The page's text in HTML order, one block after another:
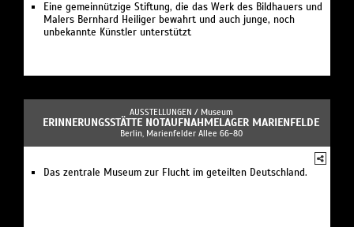
Eine gemeinnützige Stiftung, die das Werk des Bildhauers und
Malers Bernhard Heiliger bewahrt und auch junge, noch
unbekannte Künstler unterstützt
AUSSTELLUNGEN / Museum
ERINNERUNGSSTÄTTE NOTAUFNAHMELAGER MARIENFELDE
Berlin, Marienfelder Allee 66-80
Das zentrale Museum zur Flucht im geteilten Deutschland.